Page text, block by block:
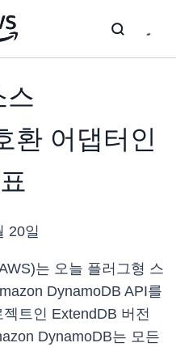
스
환 어댑터인
20일
는 오늘 플러그형 스
DynamoDB API를
트인 ExtendDB 버전
DynamoDB는 모든